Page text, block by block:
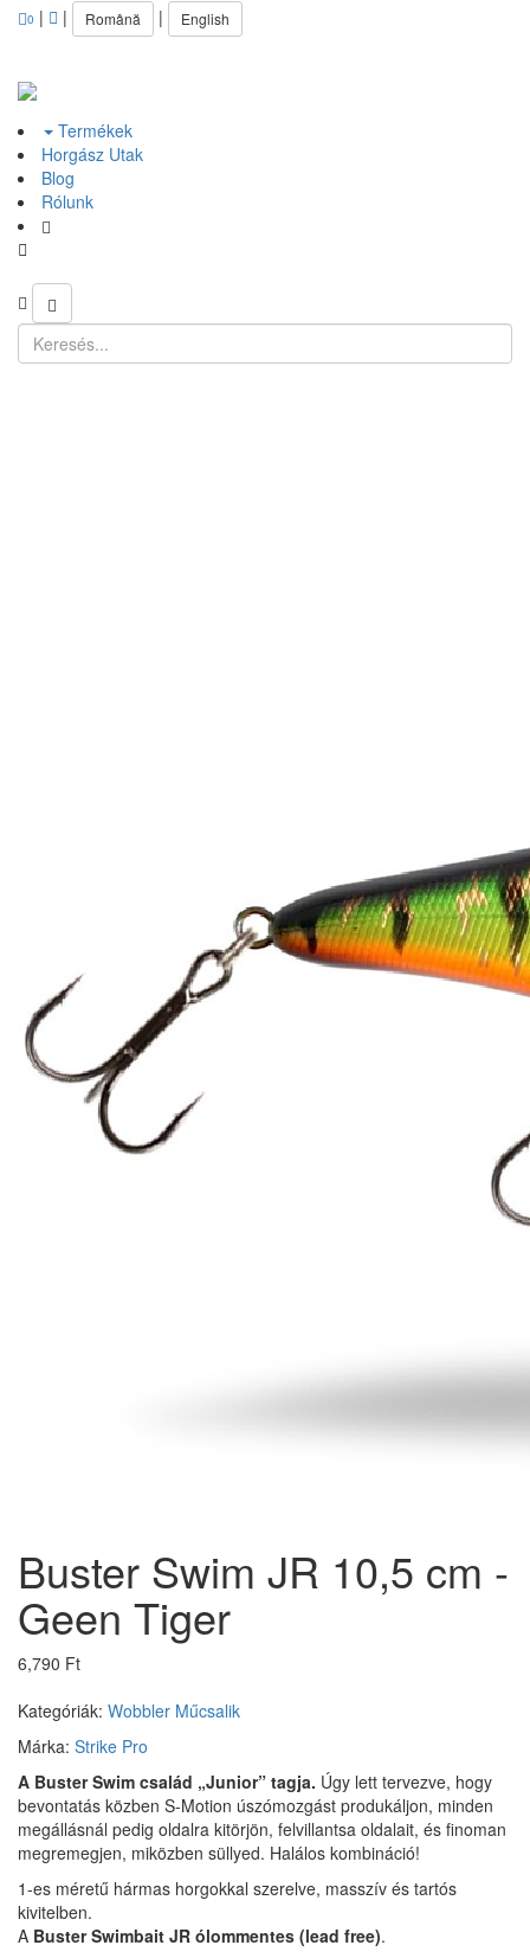
0 | | Română | English
Termékek
Horgász Utak
Blog
Rólunk
Buster Swim JR 10,5 cm -
Geen Tiger
6,790 Ft
Kategóriák: Wobbler Műcsalik
Márka: Strike Pro
A Buster Swim család „Junior” tagja. Úgy lett tervezve, hogy
bevontatás közben S-Motion úszómozgást produkáljon, minden
megállásnál pedig oldalra kitörjön, felvillantsa oldalait, és finoman
megremegjen, miközben süllyed. Halálos kombináció!
1-es méretű hármas horgokkal szerelve, masszív és tartós
kivitelben.
A Buster Swimbait JR ólommentes (lead free).